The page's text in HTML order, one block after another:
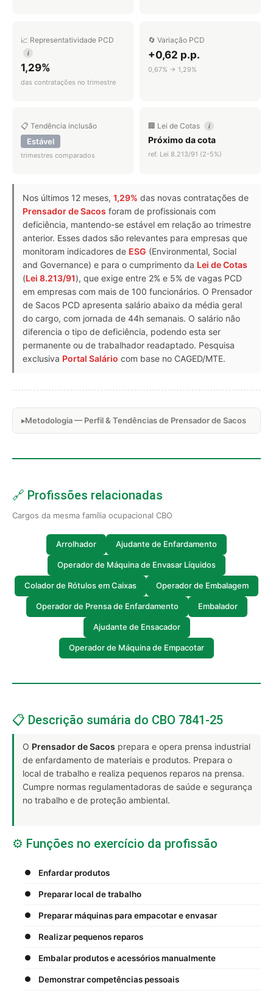
📈 Representatividade PCD
i
1,29%
das contratações no trimestre
🔄 Variação PCD
+0,62 p.p.
0,67% → 1,29%
📋 Tendência inclusão
Estável
trimestres comparados
🏢 Lei de Cotas i
Próximo da cota
ref. Lei 8.213/91 (2-5%)
Nos últimos 12 meses, 1,29% das novas contratações de
Prensador de Sacos foram de profissionais com
deficiência, mantendo-se estável em relação ao trimestre
anterior. Esses dados são relevantes para empresas que
monitoram indicadores de ESG (Environmental, Social
and Governance) e para o cumprimento da Lei de Cotas
(Lei 8.213/91), que exige entre 2% e 5% de vagas PCD
em empresas com mais de 100 funcionários. O Prensador
de Sacos PCD apresenta salário abaixo da média geral
do cargo, com jornada de 44h semanais. O salário não
diferencia o tipo de deficiência, podendo esta ser
permanente ou de trabalhador readaptado. Pesquisa
exclusiva Portal Salário com base no CAGED/MTE.
Metodologia — Perfil & Tendências de Prensador de Sacos
🔗 Profissões relacionadas
Cargos da mesma família ocupacional CBO
Arrolhador Ajudante de Enfardamento
Operador de Máquina de Envasar Líquidos
Colador de Rótulos em Caixas Operador de Embalagem
Operador de Prensa de Enfardamento Embalador
Ajudante de Ensacador
Operador de Máquina de Empacotar
📋 Descrição sumária do CBO 7841-25
O Prensador de Sacos prepara e opera prensa industrial
de enfardamento de materiais e produtos. Prepara o
local de trabalho e realiza pequenos reparos na prensa.
Cumpre normas regulamentadoras de saúde e segurança
no trabalho e de proteção ambiental.
⚙️ Funções no exercício da profissão
Enfardar produtos
Preparar local de trabalho
Preparar máquinas para empacotar e envasar
Realizar pequenos reparos
Embalar produtos e acessórios manualmente
Demonstrar competências pessoais